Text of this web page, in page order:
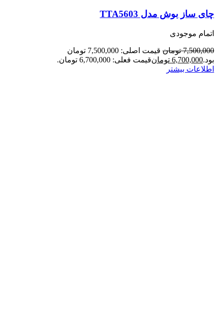
چای ساز بوش مدل TTA5603
اتمام موجودی
7,500,000 تومان
قیمت اصلی: 7,500,000 تومان
بود.6,700,000 تومانقیمت فعلی: 6,700,000 تومان.
اطلاعات بیشتر